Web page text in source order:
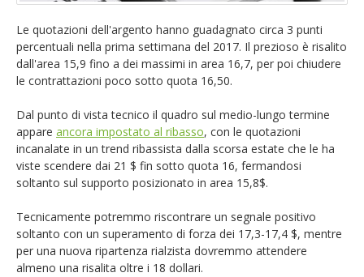
EUR/GBP
GBP/USD
Altri
English version
Le quotazioni dell'argento hanno guadagnato circa 3 punti
percentuali nella prima settimana del 2017. Il prezioso è risalito
dall'area 15,9 fino a dei massimi in area 16,7, per poi chiudere
le contrattazioni poco sotto quota 16,50.
Dal punto di vista tecnico il quadro sul medio-lungo termine
appare ancora impostato al ribasso, con le quotazioni
incanalate in un trend ribassista dalla scorsa estate che le ha
viste scendere dai 21 $ fin sotto quota 16, fermandosi
soltanto sul supporto posizionato in area 15,8$.
Tecnicamente potremmo riscontrare un segnale positivo
soltanto con un superamento di forza dei 17,3-17,4 $, mentre
per una nuova ripartenza rialzista dovremmo attendere
almeno una risalita oltre i 18 dollari.